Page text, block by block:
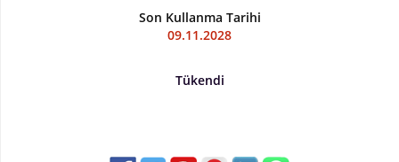
Son Kullanma Tarihi
09.11.2028
Tükendi